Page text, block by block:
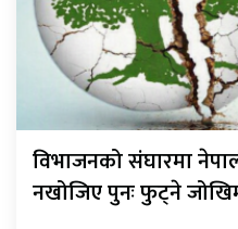
विभाजनको संघारमा
नखोजिए पुनः फुट्ने